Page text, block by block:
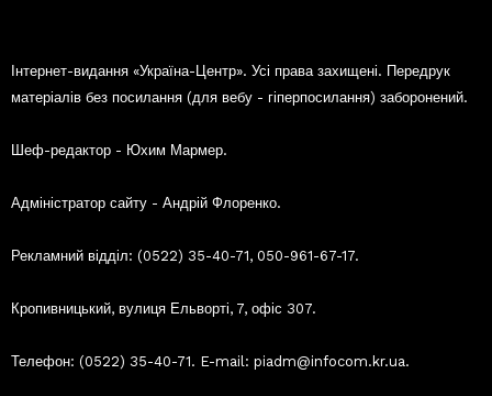
Інтернет-видання «Україна-Центр». Усі права захищені. Передрук
матеріалів без посилання (для вебу - гіперпосилання) заборонений.
Шеф-редактор - Юхим Мармер.
Адміністратор сайту - Андрій Флоренко.
Рекламний відділ: (0522) 35-40-71, 050-961-67-17.
Кропивницький, вулиця Ельворті, 7, офіс 307.
Телефон: (0522) 35-40-71. E-mail: piadm@infocom.kr.ua.